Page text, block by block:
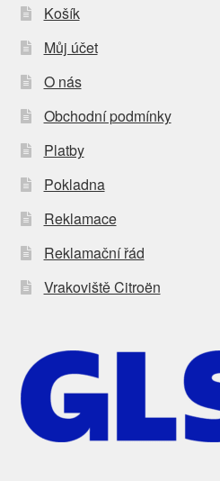
Košík
Můj účet
O nás
Obchodní podmínky
Platby
Pokladna
Reklamace
Reklamační řád
Vrakoviště Citroën